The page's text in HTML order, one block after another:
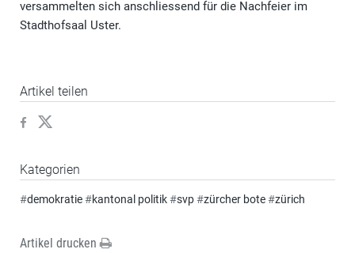
versammelten sich anschliessend für die Nachfeier im
Stadthofsaal Uster.
Artikel teilen
Kategorien
#demokratie#kantonal politik#svp#zürcher bote#zürich
Artikel drucken